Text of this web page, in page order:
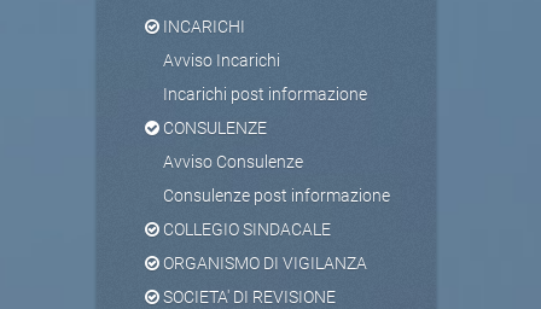
INCARICHI
Avviso Incarichi
Incarichi post informazione
CONSULENZE
Avviso Consulenze
Consulenze post informazione
COLLEGIO SINDACALE
ORGANISMO DI VIGILANZA
SOCIETA' DI REVISIONE